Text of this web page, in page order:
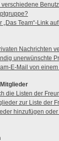
„Das Team“-Link
Nachrichten
unerwünschte
E-Mail von
die Listen der
zur Liste der
hinzufügen